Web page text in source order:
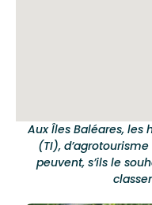
Aux Îles Baléares,
(TI),
peuvent, s’ils le